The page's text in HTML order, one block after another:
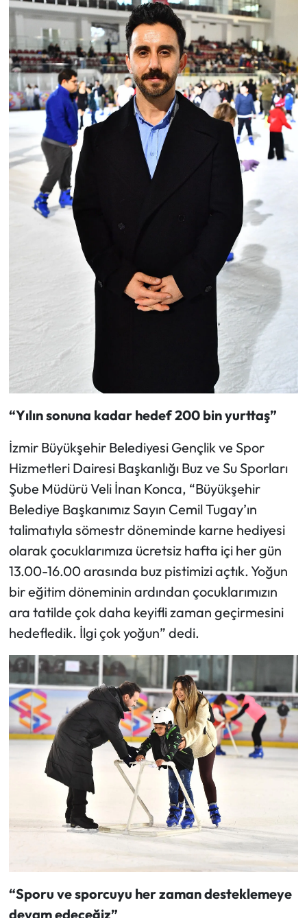
“Yılın sonuna kadar hedef 200 bin yurttaş”
İzmir Büyükşehir Belediyesi Gençlik ve Spor
Hizmetleri Dairesi Başkanlığı Buz ve Su Sporları
Şube Müdürü Veli İnan Konca, “Büyükşehir
Belediye Başkanımız Sayın Cemil Tugay’ın
talimatıyla sömestr döneminde karne hediyesi
olarak çocuklarımıza ücretsiz hafta içi her gün
13.00-16.00 arasında buz pistimizi açtık. Yoğun
bir eğitim döneminin ardından çocuklarımızın
ara tatilde çok daha keyifli zaman geçirmesini
hedefledik. İlgi çok yoğun” dedi.
“Sporu ve sporcuyu her zaman desteklemeye
devam edeceğiz”